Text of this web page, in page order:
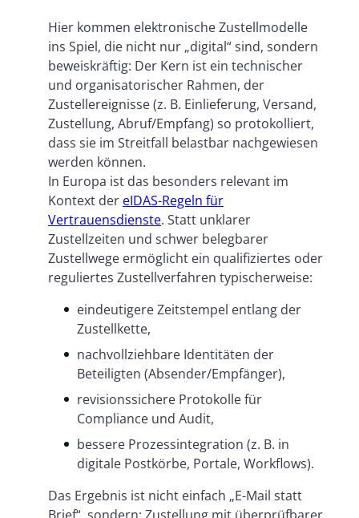
Hier kommen elektronische Zustellmodelle
ins Spiel, die nicht nur „digital“ sind, sondern
beweiskräftig: Der Kern ist ein technischer
und organisatorischer Rahmen, der
Zustellereignisse (z. B. Einlieferung, Versand,
Zustellung, Abruf/Empfang) so protokolliert,
dass sie im Streitfall belastbar nachgewiesen
werden können.
In Europa ist das besonders relevant im
Kontext der eIDAS-Regeln für
Vertrauensdienste. Statt unklarer
Zustellzeiten und schwer belegbarer
Zustellwege ermöglicht ein qualifiziertes oder
reguliertes Zustellverfahren typischerweise:
eindeutigere Zeitstempel entlang der
Zustellkette,
nachvollziehbare Identitäten der
Beteiligten (Absender/Empfänger),
revisionssichere Protokolle für
Compliance und Audit,
bessere Prozessintegration (z. B. in
digitale Postkörbe, Portale, Workflows).
Das Ergebnis ist nicht einfach „E-Mail statt
Brief“, sondern: Zustellung mit überprüfbarer